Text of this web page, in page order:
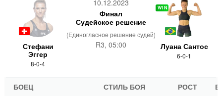
Стефани
Эггер
8-0-4
10.12.2023
Финал
Судейское решение
(Единогласное решение судей)
R3, 05:00
WIN
Луана Сантос
6-0-1
БОЕЦ СТИЛЬ БОЯ РОСТ